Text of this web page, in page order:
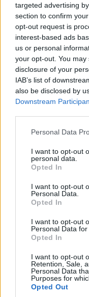
targeted advertising
section to confirm
opt-out request is
interest-based ads
us or personal
your opt-out. You
disclosure of your
IAB’s list of
also be disclosed by
Downstream
Please note that this
not limited to your
grant or deny
use your data for
consent section.
Personal Data
I want to opt-out
personal data.
Opted In
I want to opt-out
Personal Data.
Opted In
I want to opt-out
Personal Data for
Opted In
I want to opt-out
Retention, Sale,
Personal Data
Purposes for
Opted Out